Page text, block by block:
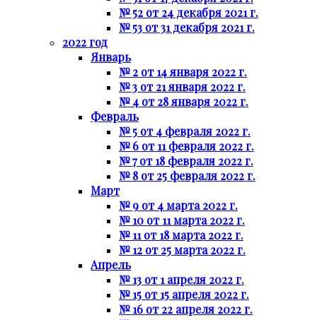
№ 52 от 24 декабря 2021 г.
№ 53 от 31 декабря 2021 г.
2022 год
Январь
№ 2 от 14 января 2022 г.
№ 3 от 21 января 2022 г.
№ 4 от 28 января 2022 г.
Февраль
№ 5 от 4 февраля 2022 г.
№ 6 от 11 февраля 2022 г.
№ 7 от 18 февраля 2022 г.
№ 8 от 25 февраля 2022 г.
Март
№ 9 от 4 марта 2022 г.
№ 10 от 11 марта 2022 г.
№ 11 от 18 марта 2022 г.
№ 12 от 25 марта 2022 г.
Апрель
№ 13 от 1 апреля 2022 г.
№ 15 от 15 апреля 2022 г.
№ 16 от 22 апреля 2022 г.